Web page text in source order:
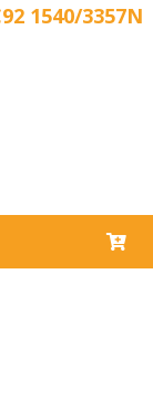
1540/3357N